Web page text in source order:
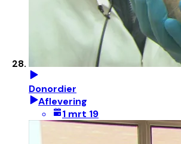
Donordier
Aflevering
1 mrt 19